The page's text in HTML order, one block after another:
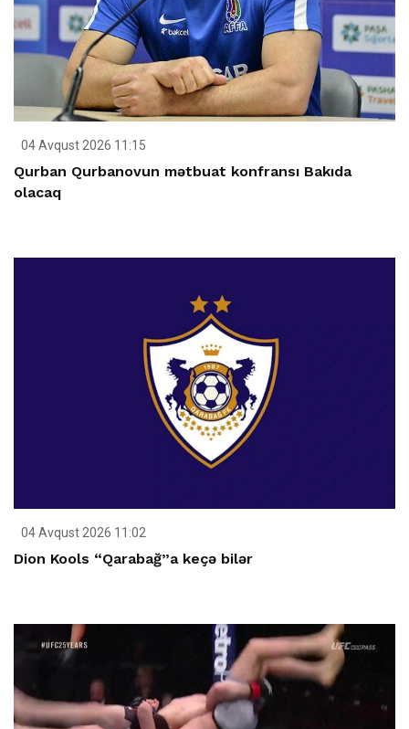
04 Avqust 2026 11:15
Qurban Qurbanovun mətbuat konfransı Bakıda
olacaq
04 Avqust 2026 11:02
Dion Kools “Qarabağ”a keçə bilər